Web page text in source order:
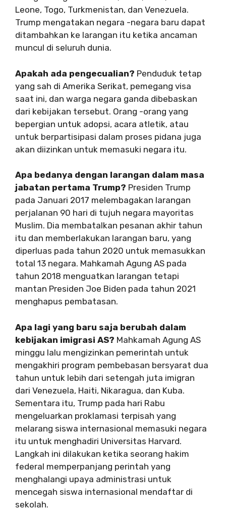
Leone, Togo, Turkmenistan, dan Venezuela.
Trump mengatakan negara -negara baru dapat
ditambahkan ke larangan itu ketika ancaman
muncul di seluruh dunia.
Apakah ada pengecualian? Penduduk tetap
yang sah di Amerika Serikat, pemegang visa
saat ini, dan warga negara ganda dibebaskan
dari kebijakan tersebut. Orang -orang yang
bepergian untuk adopsi, acara atletik, atau
untuk berpartisipasi dalam proses pidana juga
akan diizinkan untuk memasuki negara itu.
Apa bedanya dengan larangan dalam masa
jabatan pertama Trump? Presiden Trump
pada Januari 2017 melembagakan larangan
perjalanan 90 hari di tujuh negara mayoritas
Muslim. Dia membatalkan pesanan akhir tahun
itu dan memberlakukan larangan baru, yang
diperluas pada tahun 2020 untuk memasukkan
total 13 negara. Mahkamah Agung AS pada
tahun 2018 menguatkan larangan tetapi
mantan Presiden Joe Biden pada tahun 2021
menghapus pembatasan.
Apa lagi yang baru saja berubah dalam
kebijakan imigrasi AS? Mahkamah Agung AS
minggu lalu mengizinkan pemerintah untuk
mengakhiri program pembebasan bersyarat dua
tahun untuk lebih dari setengah juta imigran
dari Venezuela, Haiti, Nikaragua, dan Kuba.
Sementara itu, Trump pada hari Rabu
mengeluarkan proklamasi terpisah yang
melarang siswa internasional memasuki negara
itu untuk menghadiri Universitas Harvard.
Langkah ini dilakukan ketika seorang hakim
federal memperpanjang perintah yang
menghalangi upaya administrasi untuk
mencegah siswa internasional mendaftar di
sekolah.